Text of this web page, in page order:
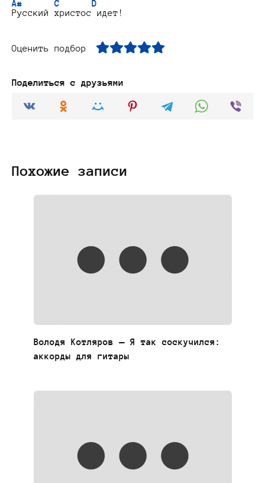
A#      C      D
Оценить подбор
Поделиться с друзьями
Похожие записи
Володя Котляров — Я так соскучился:
аккорды для гитары